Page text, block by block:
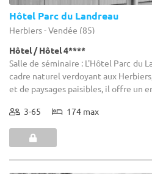
Hôtel Parc du Landreau
Herbiers - Vendée (85)
Hôtel / Hôtel 4****
Salle de séminaire : L'Hôtel Parc du
cadre naturel verdoyant aux
et de paysages paisibles, il offre un
3-65 174 max